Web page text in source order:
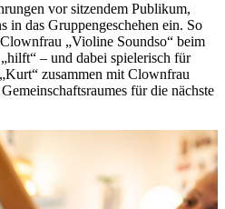
vor sitzendem Publikum,
in das Gruppengeschehen ein. So
„Violine Soundso“ beim
– und dabei spielerisch für
zusammen mit Clownfrau
für die nächste